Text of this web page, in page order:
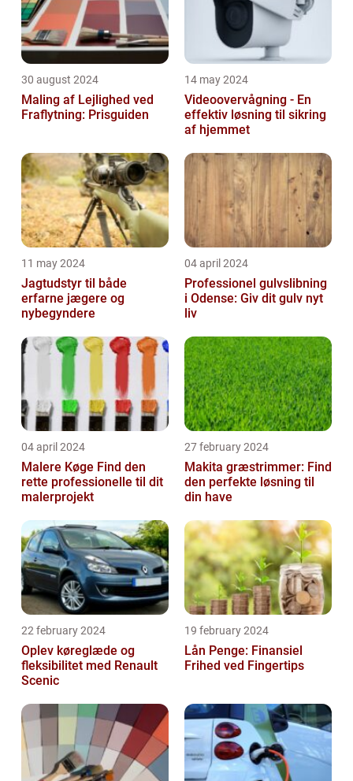
30 august 2024
Maling af Lejlighed ved
Fraflytning: Prisguiden
14 may 2024
Videoovervågning - En
effektiv løsning til sikring
af hjemmet
11 may 2024
Jagtudstyr til både
erfarne jægere og
nybegyndere
04 april 2024
Professionel gulvslibning
i Odense: Giv dit gulv nyt
liv
04 april 2024
Malere Køge Find den
rette professionelle til dit
malerprojekt
27 february 2024
Makita græstrimmer: Find
den perfekte løsning til
din have
22 february 2024
Oplev køreglæde og
fleksibilitet med Renault
Scenic
19 february 2024
Lån Penge: Finansiel
Frihed ved Fingertips